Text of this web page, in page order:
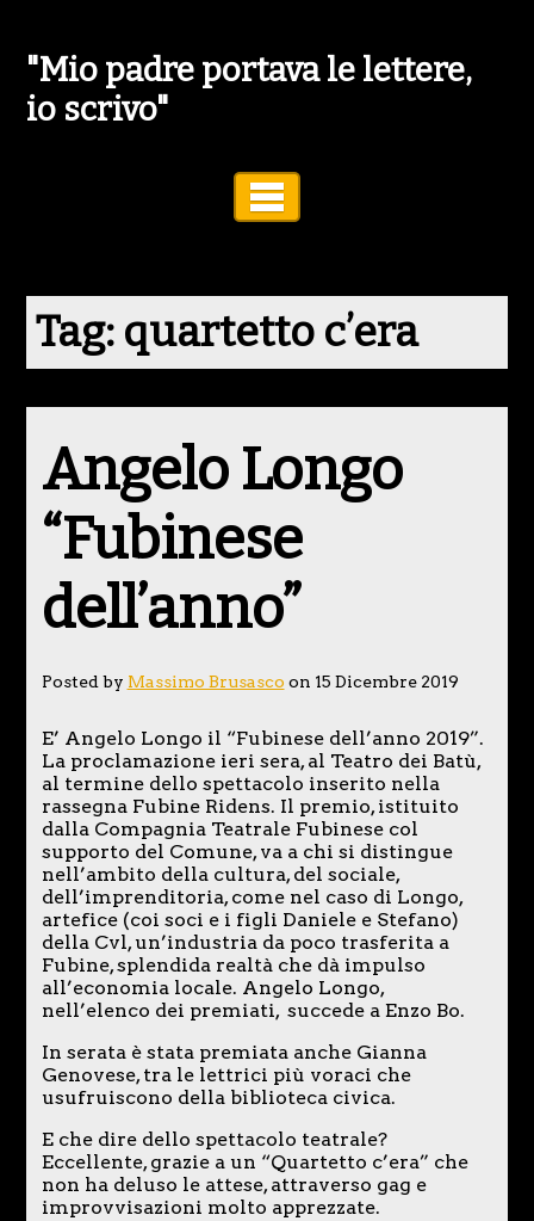
"Mio padre portava le lettere,
io scrivo"
Tag: quartetto c’era
Angelo Longo
“Fubinese
dell’anno”
Posted by Massimo Brusasco on 15 Dicembre 2019
E’ Angelo Longo il “Fubinese dell’anno 2019”.
La proclamazione ieri sera, al Teatro dei Batù,
al termine dello spettacolo inserito nella
rassegna Fubine Ridens. Il premio, istituito
dalla Compagnia Teatrale Fubinese col
supporto del Comune, va a chi si distingue
nell’ambito della cultura, del sociale,
dell’imprenditoria, come nel caso di Longo,
artefice (coi soci e i figli Daniele e Stefano)
della Cvl, un’industria da poco trasferita a
Fubine, splendida realtà che dà impulso
all’economia locale. Angelo Longo,
nell’elenco dei premiati, succede a Enzo Bo.
In serata è stata premiata anche Gianna
Genovese, tra le lettrici più voraci che
usufruiscono della biblioteca civica.
E che dire dello spettacolo teatrale?
Eccellente, grazie a un “Quartetto c’era” che
non ha deluso le attese, attraverso gag e
improvvisazioni molto apprezzate.